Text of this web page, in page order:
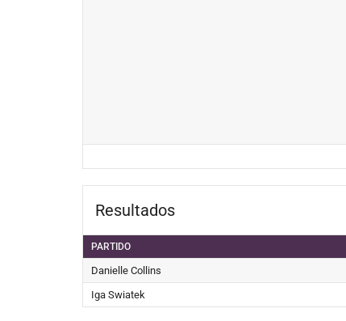
Resultados
PARTIDO
Danielle Collins
Iga Swiatek